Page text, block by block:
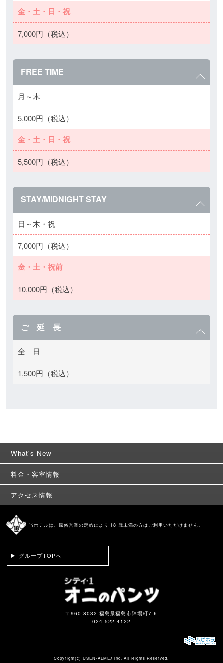
金・土・日・祝
7,000円（税込）
FREE TIME
月～木
5,000円（税込）
金・土・日・祝
5,500円（税込）
STAY/MIDNIGHT STAY
日～木・祝
7,000円（税込）
金・土・祝前
10,000円（税込）
ご 延 長
全 日
1,500円（税込）
What's New
料金・客室情報
アクセス情報
当ホテルは、風俗営業の定めにより 18 歳未満の方はご利用いただけません。
グループTOPへ
〒960-8032 福島県福島市陣場町7-6
024-522-4122
Copyright(c)USEN-ALMEX inc, All Rights Reserved.